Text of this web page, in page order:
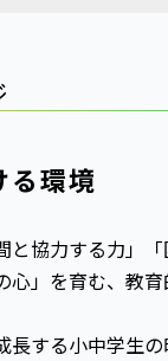
る環境
と協力する力」
心」を育む、教
長する小中学生